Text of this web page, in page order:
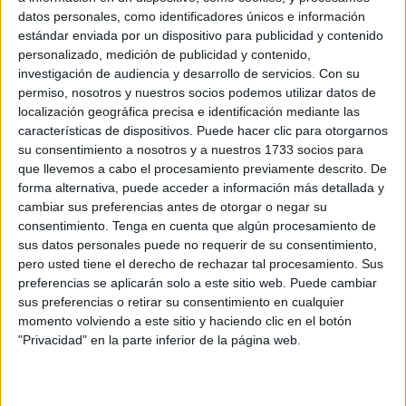
datos personales, como identificadores únicos e información
estándar enviada por un dispositivo para publicidad y contenido
personalizado, medición de publicidad y contenido,
investigación de audiencia y desarrollo de servicios. Con su
permiso, nosotros y nuestros socios podemos utilizar datos de
localización geográfica precisa e identificación mediante las
características de dispositivos. Puede hacer clic para otorgarnos
su consentimiento a nosotros y a nuestros 1733 socios para
que llevemos a cabo el procesamiento previamente descrito. De
forma alternativa, puede acceder a información más detallada y
cambiar sus preferencias antes de otorgar o negar su
consentimiento. Tenga en cuenta que algún procesamiento de
sus datos personales puede no requerir de su consentimiento,
pero usted tiene el derecho de rechazar tal procesamiento. Sus
preferencias se aplicarán solo a este sitio web. Puede cambiar
sus preferencias o retirar su consentimiento en cualquier
momento volviendo a este sitio y haciendo clic en el botón
"Privacidad" en la parte inferior de la página web.
POR ISABEL JIMÉNEZ 03/08/2026 1
La CECE pide prudencia para abrir comercios
hasta que llegue la normalidad tras la entrada
masiva
POR ISABEL JIMÉNEZ 01/08/2026 0
El Pleno de la Cámara de Comercio exige
medidas estatales urgentes tras la crisis
fronteriza
POR ISABEL JIMÉNEZ 31/07/2026 0
La CECE pide mantener cerrados los
comercios hasta que se garantice la
seguridad en Ceuta
POR ISABEL JIMÉNEZ 31/07/2026 1
Moeve y Naturgy duplican el ahorro en los
repostajes de este verano